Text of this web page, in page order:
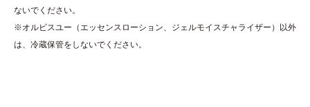
ないでください。
※オルビスユー（エッセンスローション、ジェルモイスチャライザー）以外
は、冷蔵保管をしないでください。